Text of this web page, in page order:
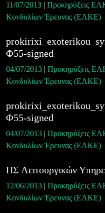
11/07/2013 | Προκηρύξεις
Κονδυλίων Έρευνας (ΕΛΚΕ)
Φ55-signed
04/07/2013 | Προκηρύξεις
Κονδυλίων Έρευνας (ΕΛΚΕ)
Φ55-signed
04/07/2013 | Προκηρύξεις
Κονδυλίων Έρευνας (ΕΛΚΕ)
ΠΣ Λειτουργικών
12/06/2013 | Προκηρύξεις
Κονδυλίων Έρευνας (ΕΛΚΕ)